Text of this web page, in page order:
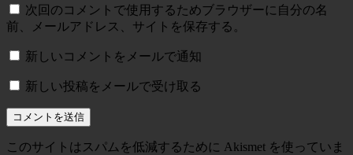
次回のコメントで使用するためブラウザーに自分の名
前、メールアドレス、サイトを保存する。
新しいコメントをメールで通知
新しい投稿をメールで受け取る
このサイトはスパムを低減するために Akismet を使っていま